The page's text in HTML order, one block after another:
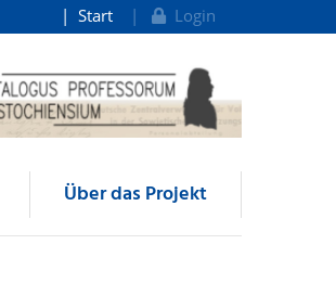
Start Login
Über das Projekt